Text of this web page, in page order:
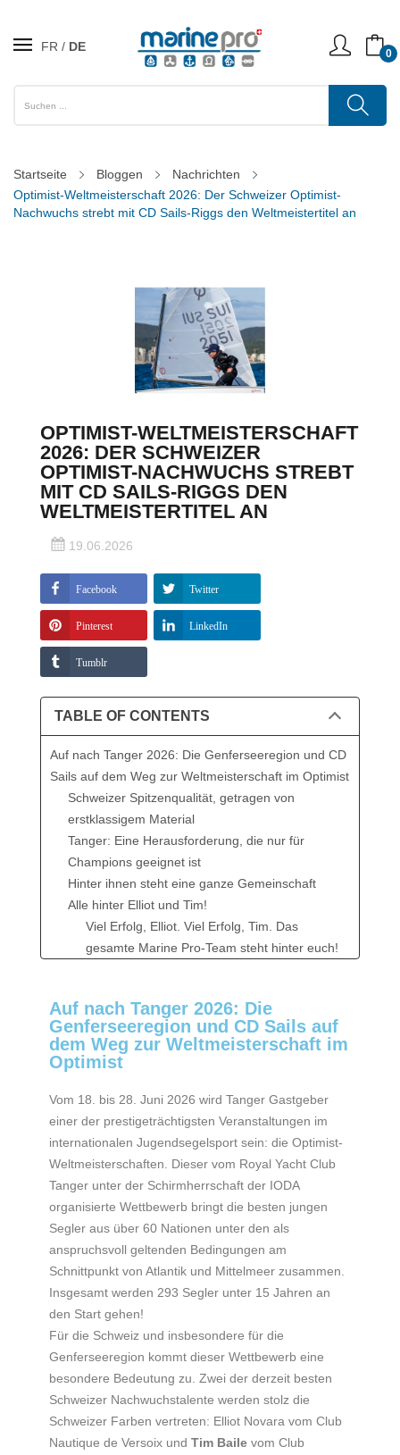
FR DE 0
Startseite Bloggen
Nachrichten
Optimist-Weltmeisterschaft 2026: Der Schweizer Optimist-
Nachwuchs strebt mit CD Sails-Riggs den Weltmeistertitel an
OPTIMIST-WELTMEISTERSCHAFT
2026: DER SCHWEIZER
OPTIMIST-NACHWUCHS STREBT
MIT CD SAILS-RIGGS DEN
WELTMEISTERTITEL AN
19.06.2026
Facebook Twitter
Pinterest LinkedIn
Tumblr
TABLE OF CONTENTS
Auf nach Tanger 2026: Die Genferseeregion und CD
Sails auf dem Weg zur Weltmeisterschaft im Optimist
Schweizer Spitzenqualität, getragen von
erstklassigem Material
Tanger: Eine Herausforderung, die nur für
Champions geeignet ist
Hinter ihnen steht eine ganze Gemeinschaft
Alle hinter Elliot und Tim!
Viel Erfolg, Elliot. Viel Erfolg, Tim. Das
gesamte Marine Pro-Team steht hinter euch!
Entscheidung für CD Sails bestätigt
CD Sails: eine bewährte Wahl auf höchstem
Niveau
Weltweite Marktführerschaft bei Segeln und
Masten von CD Sails
Sechs Jahre Forschung und stetiger Fortschritt
Auf nach Tanger 2026: Die
Genferseeregion und CD Sails auf
dem Weg zur Weltmeisterschaft im
Optimist
Vom 18. bis 28. Juni 2026 wird Tanger Gastgeber
einer der prestigeträchtigsten Veranstaltungen im
internationalen Jugendsegelsport sein: die Optimist-
Weltmeisterschaften. Dieser vom Royal Yacht Club
Tanger unter der Schirmherrschaft der IODA
organisierte Wettbewerb bringt die besten jungen
Segler aus über 60 Nationen unter den als
anspruchsvoll geltenden Bedingungen am
Schnittpunkt von Atlantik und Mittelmeer zusammen.
Insgesamt werden 293 Segler unter 15 Jahren an
den Start gehen!
Für die Schweiz und insbesondere für die
Genferseeregion kommt dieser Wettbewerb eine
besondere Bedeutung zu. Zwei der derzeit besten
Schweizer Nachwuchstalente werden stolz die
Schweizer Farben vertreten: Elliot Novara vom Club
Nautique de Versoix und Tim Baile vom Club